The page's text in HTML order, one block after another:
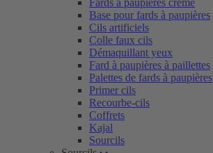
Fards à paupières crème
Base pour fards à paupières
Cils artificiels
Colle faux cils
Démaquillant yeux
Fard à paupières à paillettes
Palettes de fards à paupières
Primer cils
Recourbe-cils
Coffrets
Kajal
Sourcils